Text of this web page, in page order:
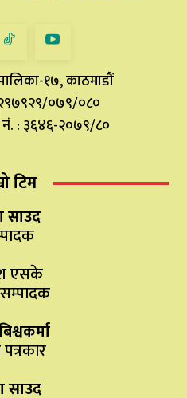
१७, काठमाडौं
२९७९२९/०७९/०८०
नं. : ३६४६-२०७९/८०
टिम
साउद
एसके
साउद